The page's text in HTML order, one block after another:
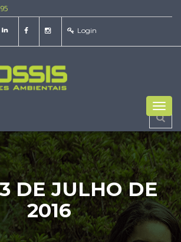
Login
DE JULHO DE
2016